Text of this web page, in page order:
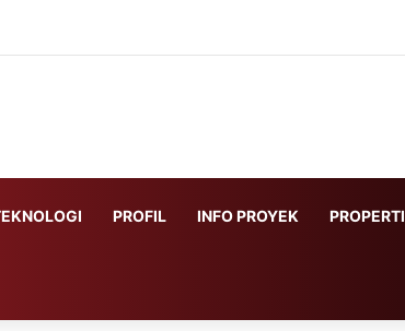
PROFIL INFO PROYEK PROPERTI